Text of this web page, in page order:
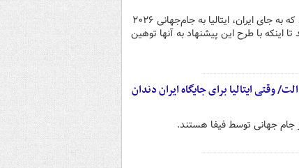
امیر مهدی علوی، سخنگوی فدراسیون فوتبال درباره اینکه برخی پیشنهاد داده بودند که به جای ایران، ایتالیا به جام‌جهانی ۲۰۲۶
اینکه با طرح این پیشنهاد به آنها توهین
وقتی ایتالیا برای جایگاه ایران دندان
جام جهانی توسط فیفا هستند.